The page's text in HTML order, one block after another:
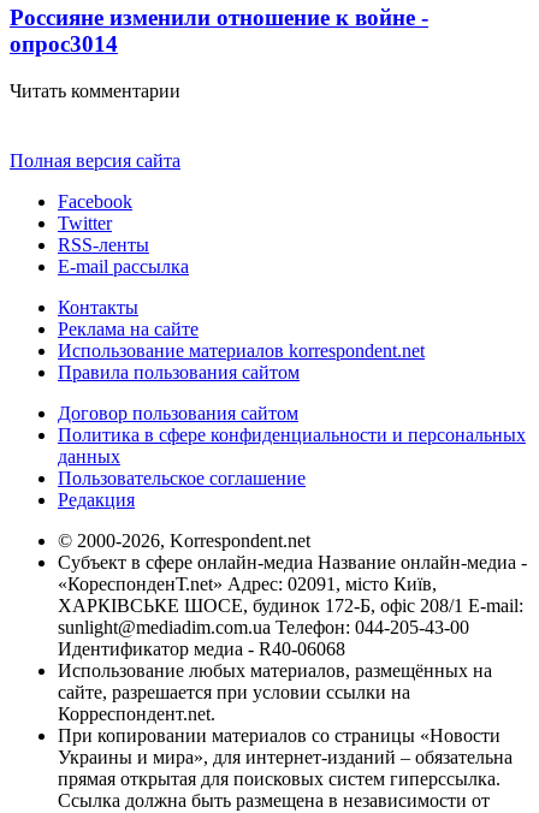
Россияне изменили отношение к войне -
опрос3014
Читать комментарии
Полная версия сайта
Facebook
Twitter
RSS-ленты
E-mail рассылка
Контакты
Реклама на сайте
Использование материалов korrespondent.net
Правила пользования сайтом
Договор пользования сайтом
Политика в сфере конфиденциальности и персональных
данных
Пользовательское соглашение
Редакция
© 2000-2026, Korrespondent.net
Субъект в сфере онлайн-медиа Название онлайн-медиа -
«КореспонденТ.net» Адрес: 02091, місто Київ,
ХАРКІВСЬКЕ ШОСЕ, будинок 172-Б, офіс 208/1 E-mail:
sunlight@mediadim.com.ua Телефон: 044-205-43-00
Идентификатор медиа - R40-06068
Использование любых материалов, размещённых на
сайте, разрешается при условии ссылки на
Корреспондент.net.
При копировании материалов со страницы «Новости
Украины и мира», для интернет-изданий – обязательна
прямая открытая для поисковых систем гиперссылка.
Ссылка должна быть размещена в независимости от